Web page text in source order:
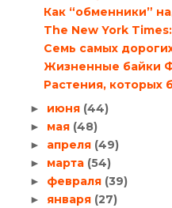
Как “обменники”
The New York
Семь самых
Жизненные байки
Растения, которых
► июня (44)
► мая (48)
► апреля (49)
► марта (54)
► февраля (39)
► января (27)